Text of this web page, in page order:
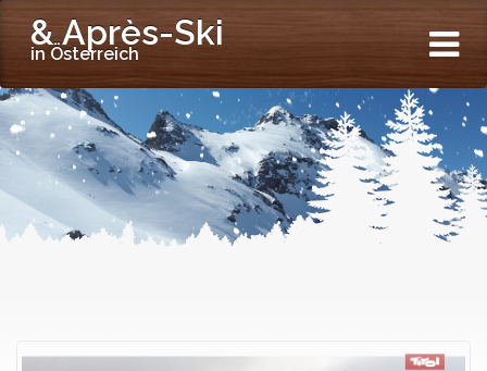
& Après-Ski
in Österreich